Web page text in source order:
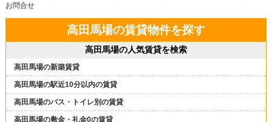
お問合せ
高田馬場の賃貸物件を探す
高田馬場の人気賃貸を検索
高田馬場の新築賃貸
高田馬場の駅近10分以内の賃貸
高田馬場のバス・トイレ別の賃貸
高田馬場の敷金・礼金0の賃貸